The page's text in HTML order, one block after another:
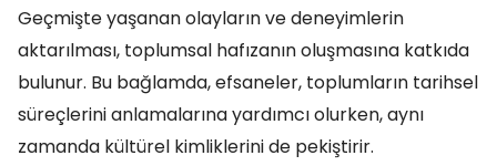
Geçmişte yaşanan olayların ve deneyimlerin
aktarılması, toplumsal hafızanın oluşmasına katkıda
bulunur. Bu bağlamda, efsaneler, toplumların tarihsel
süreçlerini anlamalarına yardımcı olurken, aynı
zamanda kültürel kimliklerini de pekiştirir.